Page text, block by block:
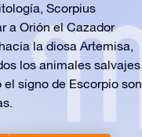
Scorpius
a Orión el Cazador
la diosa Artemisa,
los animales salvajes
signo de Escorpio son